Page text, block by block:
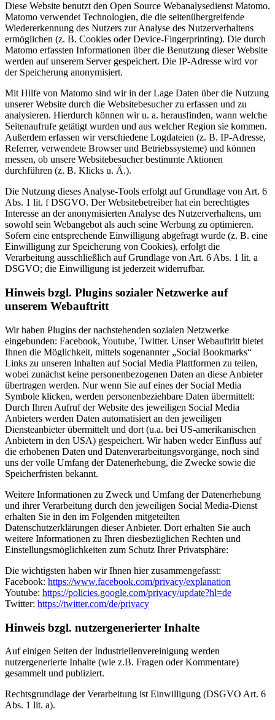
Diese Website benutzt den Open Source Webanalysedienst Matomo.
Matomo verwendet Technologien, die die seitenübergreifende
Wiedererkennung des Nutzers zur Analyse des Nutzerverhaltens
ermöglichen (z. B. Cookies oder Device-Fingerprinting). Die durch
Matomo erfassten Informationen über die Benutzung dieser Website
werden auf unserem Server gespeichert. Die IP-Adresse wird vor
der Speicherung anonymisiert.
Mit Hilfe von Matomo sind wir in der Lage Daten über die Nutzung
unserer Website durch die Websitebesucher zu erfassen und zu
analysieren. Hierdurch können wir u. a. herausfinden, wann welche
Seitenaufrufe getätigt wurden und aus welcher Region sie kommen.
Außerdem erfassen wir verschiedene Logdateien (z. B. IP-Adresse,
Referrer, verwendete Browser und Betriebssysteme) und können
messen, ob unsere Websitebesucher bestimmte Aktionen
durchführen (z. B. Klicks u. Ä.).
Die Nutzung dieses Analyse-Tools erfolgt auf Grundlage von Art. 6
Abs. 1 lit. f DSGVO. Der Websitebetreiber hat ein berechtigtes
Interesse an der anonymisierten Analyse des Nutzerverhaltens, um
sowohl sein Webangebot als auch seine Werbung zu optimieren.
Sofern eine entsprechende Einwilligung abgefragt wurde (z. B. eine
Einwilligung zur Speicherung von Cookies), erfolgt die
Verarbeitung ausschließlich auf Grundlage von Art. 6 Abs. 1 lit. a
DSGVO; die Einwilligung ist jederzeit widerrufbar.
Hinweis bzgl. Plugins sozialer Netzwerke auf
unserem Webauftritt
Wir haben Plugins der nachstehenden sozialen Netzwerke
eingebunden: Facebook, Youtube, Twitter. Unser Webauftritt bietet
Ihnen die Möglichkeit, mittels sogenannter „Social Bookmarks“
Links zu unseren Inhalten auf Social Media Plattformen zu teilen,
wobei zunächst keine personenbezogenen Daten an diese Anbieter
übertragen werden. Nur wenn Sie auf eines der Social Media
Symbole klicken, werden personenbeziehbare Daten übermittelt:
Durch Ihren Aufruf der Website des jeweiligen Social Media
Anbieters werden Daten automatisiert an den jeweiligen
Diensteanbieter übermittelt und dort (u.a. bei US-amerikanischen
Anbietern in den USA) gespeichert. Wir haben weder Einfluss auf
die erhobenen Daten und Datenverarbeitungsvorgänge, noch sind
uns der volle Umfang der Datenerhebung, die Zwecke sowie die
Speicherfristen bekannt.
Weitere Informationen zu Zweck und Umfang der Datenerhebung
und ihrer Verarbeitung durch den jeweiligen Social Media-Dienst
erhalten Sie in den im Folgenden mitgeteilten
Datenschutzerklärungen dieser Anbieter. Dort erhalten Sie auch
weitere Informationen zu Ihren diesbezüglichen Rechten und
Einstellungsmöglichkeiten zum Schutz Ihrer Privatsphäre:
Die wichtigsten haben wir Ihnen hier zusammengefasst:
Facebook: https://www.facebook.com/privacy/explanation
Youtube: https://policies.google.com/privacy/update?hl=de
Twitter: https://twitter.com/de/privacy
Hinweis bzgl. nutzergenerierter Inhalte
Auf einigen Seiten der Industriellenvereinigung werden
nutzergenerierte Inhalte (wie z.B. Fragen oder Kommentare)
gesammelt und publiziert.
Rechtsgrundlage der Verarbeitung ist Einwilligung (DSGVO Art. 6
Abs. 1 lit. a).